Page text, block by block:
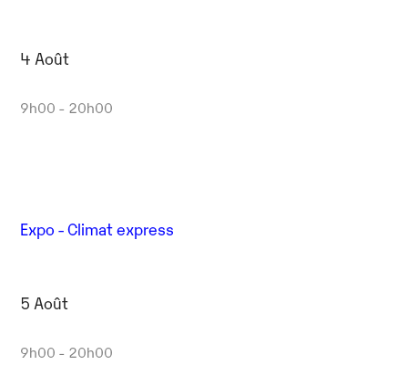
4 Août
9h00 - 20h00
Expo - Climat express
5 Août
9h00 - 20h00